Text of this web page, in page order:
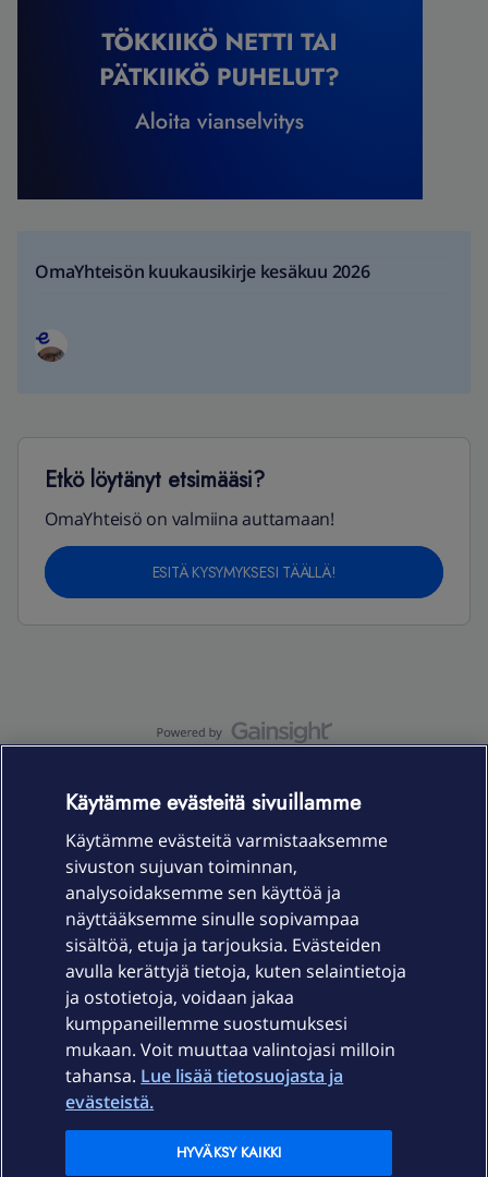
OmaYhteisön kuukausikirje kesäkuu 2026
Etkö löytänyt etsimääsi?
OmaYhteisö on valmiina auttamaan!
ESITÄ KYSYMYKSESI TÄÄLLÄ!
Laitteet & liittymät
Palvelut
Ajankohtaista
Elisa Oyj
Käytämme evästeitä sivuillamme
Käytämme evästeitä varmistaaksemme
sivuston sujuvan toiminnan,
analysoidaksemme sen käyttöä ja
näyttääksemme sinulle sopivampaa
sisältöä, etuja ja tarjouksia. Evästeiden
avulla kerättyjä tietoja, kuten selaintietoja
ja ostotietoja, voidaan jakaa
kumppaneillemme suostumuksesi
mukaan. Voit muuttaa valintojasi milloin
tahansa. Lue lisää tietosuojasta ja
evästeistä.
HYVÄKSY KAIKKI